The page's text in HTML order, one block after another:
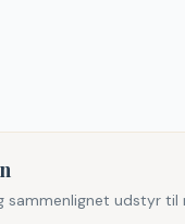
sammenlignet udstyr